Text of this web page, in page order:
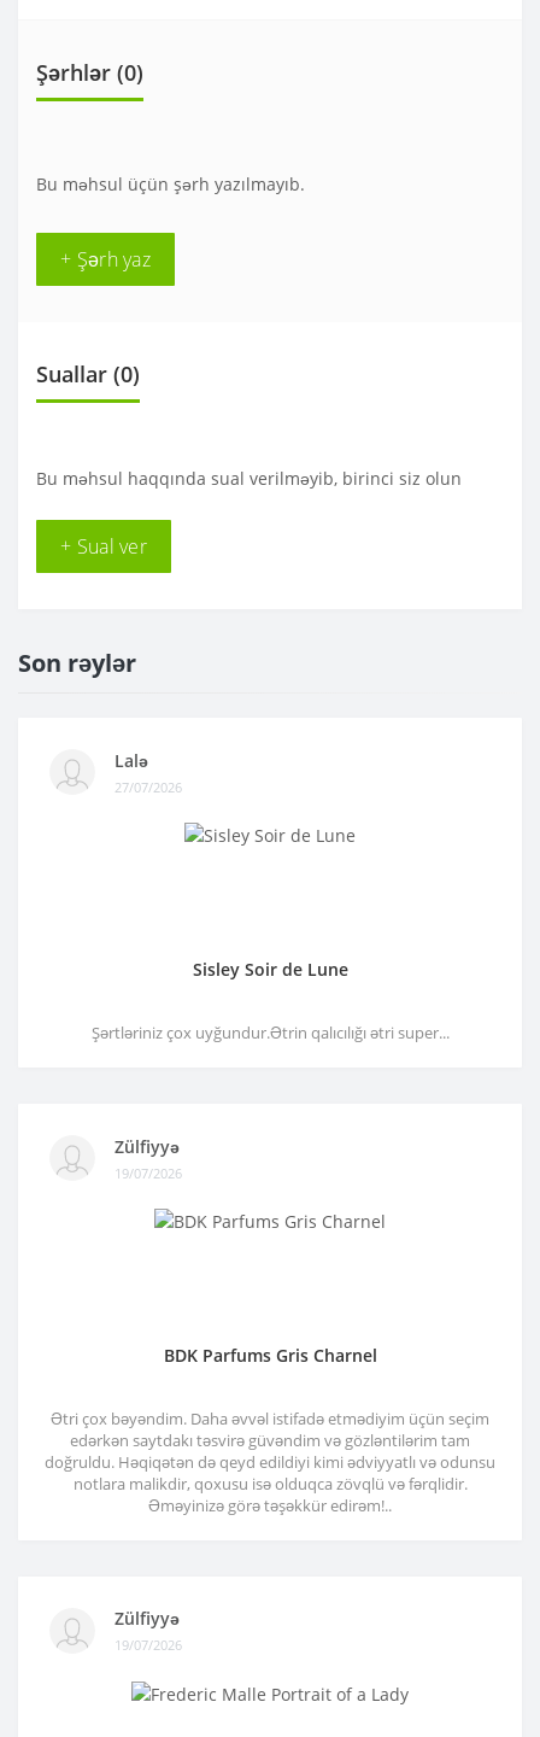
Şərhlər (0)
Bu məhsul üçün şərh yazılmayıb.
+ Şərh yaz
Suallar (0)
Bu məhsul haqqında sual verilməyib, birinci siz olun
+ Sual ver
Son rəylər
Lalə
27/07/2026
Sisley Soir de Lune
Şərtləriniz çox uyğundur.Ətrin qalıcılığı ətri super...
Zülfiyyə
19/07/2026
BDK Parfums Gris Charnel
Ətri çox bəyəndim. Daha əvvəl istifadə etmədiyim üçün seçim
edərkən saytdakı təsvirə güvəndim və gözləntilərim tam
doğruldu. Həqiqətən də qeyd edildiyi kimi ədviyyatlı və odunsu
notlara malikdir, qoxusu isə olduqca zövqlü və fərqlidir.
Əməyinizə görə təşəkkür edirəm!..
Zülfiyyə
19/07/2026